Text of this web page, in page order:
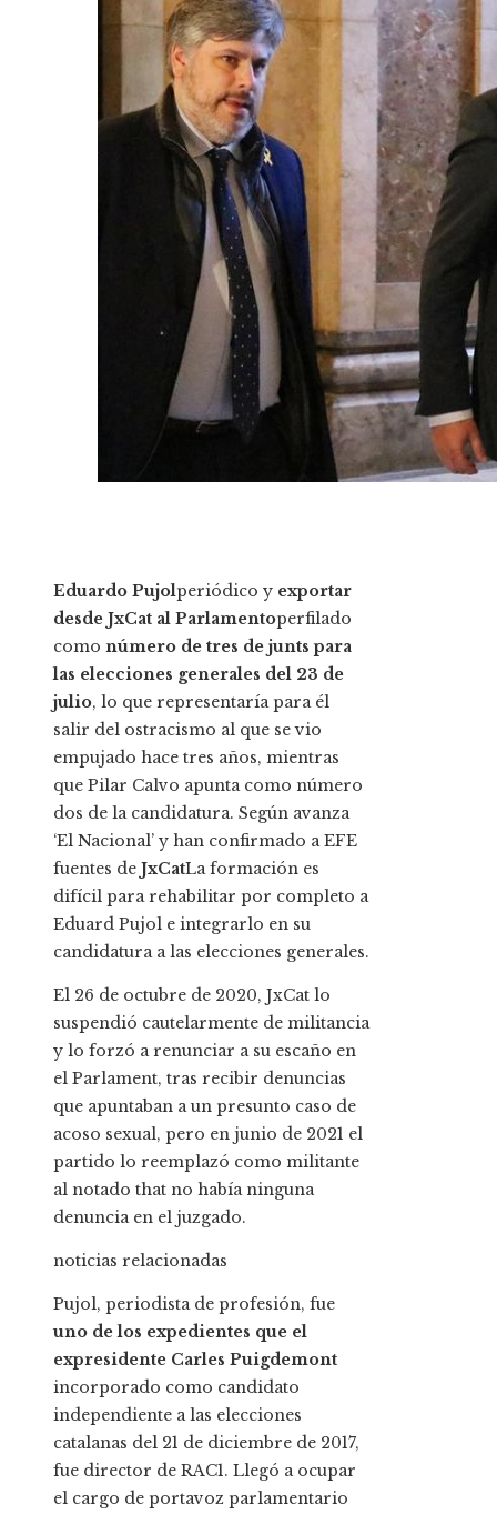
Eduardo Pujolperiódico y exportar
desde JxCat al Parlamentoperfilado
como número de tres de junts para
las elecciones generales del 23 de
julio, lo que representaría para él
salir del ostracismo al que se vio
empujado hace tres años, mientras
que Pilar Calvo apunta como número
dos de la candidatura. Según avanza
‘El Nacional’ y han confirmado a EFE
fuentes de JxCatLa formación es
difícil para rehabilitar por completo a
Eduard Pujol e integrarlo en su
candidatura a las elecciones generales.
El 26 de octubre de 2020, JxCat lo
suspendió cautelarmente de militancia
y lo forzó a renunciar a su escaño en
el Parlament, tras recibir denuncias
que apuntaban a un presunto caso de
acoso sexual, pero en junio de 2021 el
partido lo reemplazó como militante
al notado that no había ninguna
denuncia en el juzgado.
noticias relacionadas
Pujol, periodista de profesión, fue
uno de los expedientes que el
expresidente Carles Puigdemont
incorporado como candidato
independiente a las elecciones
catalanas del 21 de diciembre de 2017,
fue director de RAC1. Llegó a ocupar
el cargo de portavoz parlamentario